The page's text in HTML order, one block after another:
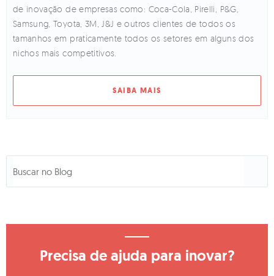
de inovação de empresas como: Coca-Cola, Pirelli, P&G,
Samsung, Toyota, 3M, J&J e outros clientes de todos os
tamanhos em praticamente todos os setores em alguns dos
nichos mais competitivos.
SAIBA MAIS
Precisa de ajuda para inovar?